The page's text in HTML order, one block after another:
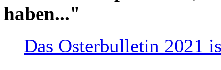
haben..."
Das Osterbulletin 2021